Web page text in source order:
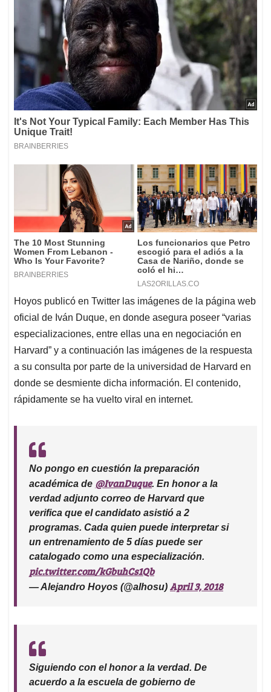
Hoyos publicó en Twitter las imágenes de la página web
oficial de Iván Duque, en donde asegura poseer “varias
especializaciones, entre ellas una en negociación en
Harvard” y a continuación las imágenes de la respuesta
a su consulta por parte de la universidad de Harvard en
donde se desmiente dicha información. El contenido,
rápidamente se ha vuelto viral en internet.
No pongo en cuestión la preparación
académica de @IvanDuque. En honor a la
verdad adjunto correo de Harvard que
verifica que el candidato asistió a 2
programas. Cada quien puede interpretar si
un entrenamiento de 5 días puede ser
catalogado como una especialización.
pic.twitter.com/kGbuhCs1Qb
— Alejandro Hoyos (@alhosu) April 3, 2018
Siguiendo con el honor a la verdad. De
acuerdo a la escuela de gobierno de